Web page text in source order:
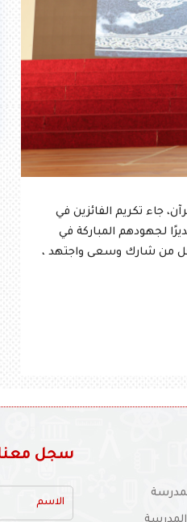
جاء تكريم الفائزين في
لجهودهم المباركة في
بكل من شارك وسعى واجتهد ،
سجل معنا